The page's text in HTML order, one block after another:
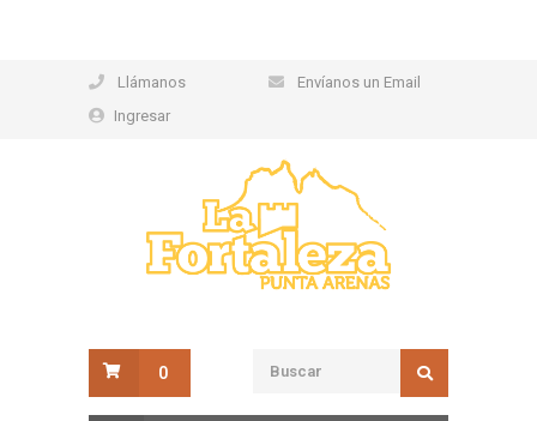
Llámanos
Envíanos un Email
Ingresar
0